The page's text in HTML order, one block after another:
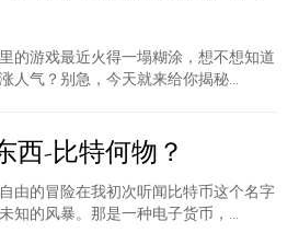
的游戏最近火得一塌糊涂，想不想知道
人气？别急，今天就来给你揭秘...
西-比特何物？
由的冒险在我初次听闻比特币这个名字
知的风暴。那是一种电子货币，...